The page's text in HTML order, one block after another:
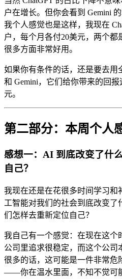
户在增长。但你会看到 Gemini
我个人感觉也是这样，我现在
户，每个月各付20美元，两个都
很多方面非常好用。
如果你有条件的话，还是要去用
和 Gemini，它们给你带来的回
元。
第二部分：本周个人
感想一：AI 到底改变了什
自己？
我现在还是在花很多时间学习和
工智能对我们的社会到底改变
们怎样去重新定位自己？
我自己有一个感觉：在现在这个
公司里追求很稳定，而这个公司
很多的话，这可能是一件非常危
——你在温水里面，不知不觉可